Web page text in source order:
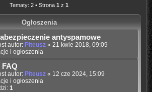
Tematy: 2 • Strona1 z1
Ogłoszenia
antyspamowe
autor: Piteusz« 21 kwie 2018, 09:09
i ogłoszenia
FAQ
autor: Piteusz« 12 cze 2024, 15:09
i ogłoszenia
1